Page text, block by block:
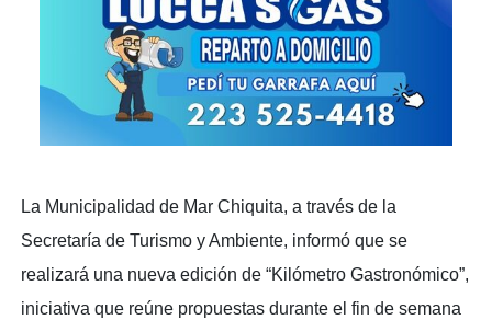
La Municipalidad de Mar Chiquita, a través de la
Secretaría de Turismo y Ambiente, informó que se
realizará una nueva edición de “Kilómetro Gastronómico”,
iniciativa que reúne propuestas durante el fin de semana